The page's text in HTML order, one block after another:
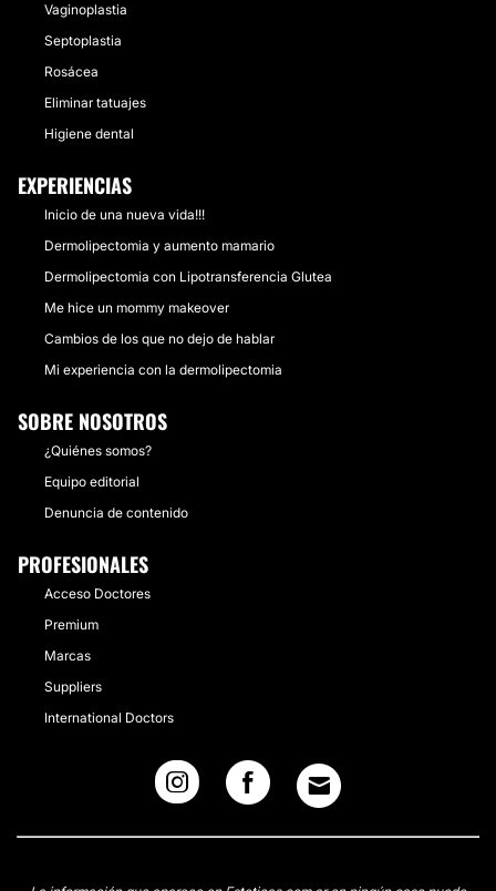
Vaginoplastia
Septoplastia
Rosácea
Eliminar tatuajes
Higiene dental
EXPERIENCIAS
Inicio de una nueva vida!!!
Dermolipectomia y aumento mamario
Dermolipectomia con Lipotransferencia Glutea
Me hice un mommy makeover
Cambios de los que no dejo de hablar
Mi experiencia con la dermolipectomia
SOBRE NOSOTROS
¿Quiénes somos?
Equipo editorial
Denuncia de contenido
PROFESIONALES
Acceso Doctores
Premium
Marcas
Suppliers
International Doctors